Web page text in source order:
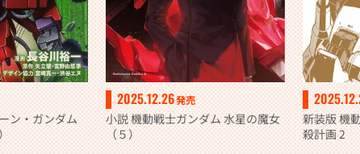
ン・ガンダム
2025.12.26発売
小説 機動戦士ガンダム 水星の魔女
（５）
新装版 機
殺計画 2